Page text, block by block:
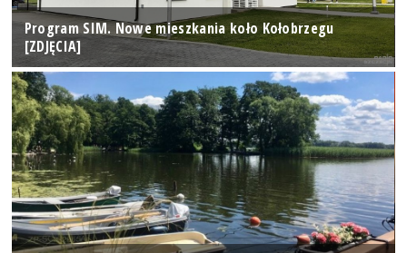
Program SIM. Nowe mieszkania koło Kołobrzegu
[ZDJĘCIA]